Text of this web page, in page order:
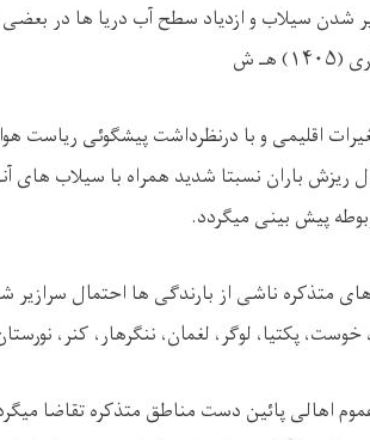
شدن سیلاب و ازدیاد سطح آب دریا ها در
(۱۴۰۵) هـ ش
یرات اقلیمی و با درنظرداشت پیشگوئی ریاست
ریزش باران نسبتا شدید همراه با سیلاب
پیش بینی میگردد.
متذکره ناشی از بارندگی ها احتمال
خوست، پکتیا، لوگر، لغمان، ننگرهار، کنر،
اهالی پائین دست مناطق متذکره تقاضا